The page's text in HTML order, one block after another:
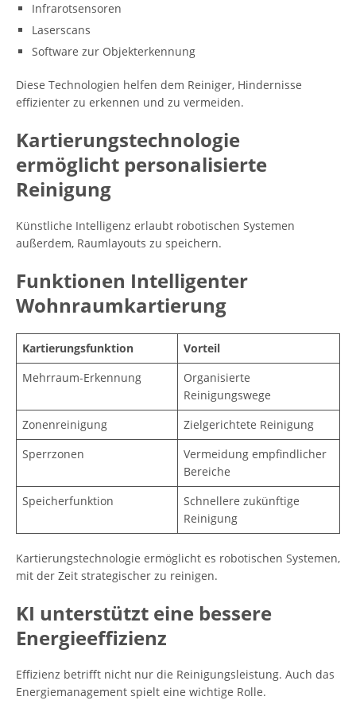
Infrarotsensoren
Laserscans
Software zur Objekterkennung
Diese Technologien helfen dem Reiniger, Hindernisse
effizienter zu erkennen und zu vermeiden.
Kartierungstechnologie
ermöglicht personalisierte
Reinigung
Künstliche Intelligenz erlaubt robotischen Systemen
außerdem, Raumlayouts zu speichern.
Funktionen Intelligenter
Wohnraumkartierung
Kartierungsfunktion
Vorteil
Mehrraum-Erkennung
Organisierte
Reinigungswege
Zonenreinigung
Zielgerichtete Reinigung
Sperrzonen
Vermeidung empfindlicher
Bereiche
Speicherfunktion
Schnellere zukünftige
Reinigung
Kartierungstechnologie ermöglicht es robotischen Systemen,
mit der Zeit strategischer zu reinigen.
KI unterstützt eine bessere
Energieeffizienz
Effizienz betrifft nicht nur die Reinigungsleistung. Auch das
Energiemanagement spielt eine wichtige Rolle.